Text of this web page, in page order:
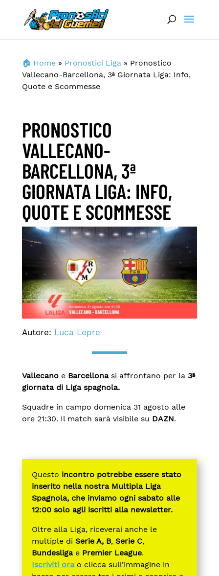
🏠 Home» Pronostici Liga» Pronostico
Vallecano-Barcellona, 3ª Giornata Liga: Info,
Quote e Scommesse
PRONOSTICO
VALLECANO-
BARCELLONA, 3ª
GIORNATA LIGA: INFO,
QUOTE E SCOMMESSE
Autore: Luca Lepre
Vallecano e Barcellona si affrontano per la 3ª
giornata di Liga spagnola.
Squadre in campo domenica 31 agosto alle
ore 21:30. Il match sarà visibile su DAZN.
Questo incontro potrebbe essere stato
inserito nella nostra Multipla Liga
Spagnola, che inviamo ogni sabato alle
12:00 solo agli iscritti alla newsletter.
Oltre alla Liga, riceverai anche le
multiple di Serie A, B, Serie C,
Bundesligae Premier League.
Iscriviti orao clicca sull’immagine in